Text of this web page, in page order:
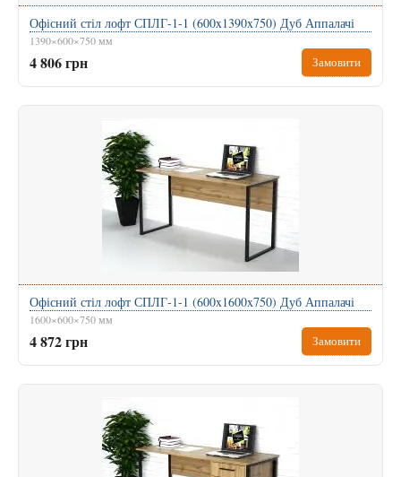
Офісний стіл лофт СПЛГ-1-1 (600x1390x750) Дуб Аппалачі
1390×600×750 мм
4 806 грн Замовити
Офісний стіл лофт СПЛГ-1-1 (600x1600x750) Дуб Аппалачі
1600×600×750 мм
4 872 грн Замовити